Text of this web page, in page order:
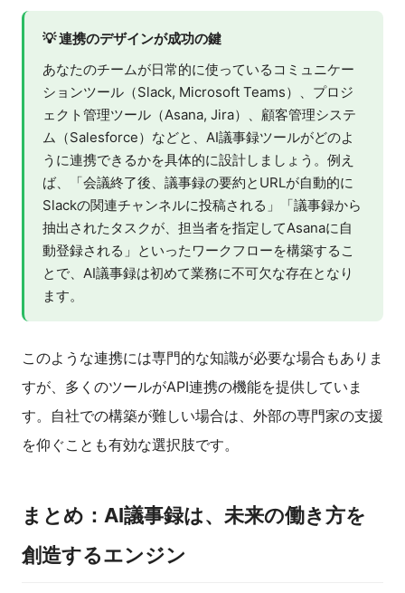
💡 連携のデザインが成功の鍵
あなたのチームが日常的に使っているコミュニケー
ションツール（Slack, Microsoft Teams）、プロジ
ェクト管理ツール（Asana, Jira）、顧客管理システ
ム（Salesforce）などと、AI議事録ツールがどのよ
うに連携できるかを具体的に設計しましょう。例え
ば、「会議終了後、議事録の要約とURLが自動的に
Slackの関連チャンネルに投稿される」「議事録から
抽出されたタスクが、担当者を指定してAsanaに自
動登録される」といったワークフローを構築するこ
とで、AI議事録は初めて業務に不可欠な存在となり
ます。
このような連携には専門的な知識が必要な場合もありま
すが、多くのツールがAPI連携の機能を提供していま
す。自社での構築が難しい場合は、外部の専門家の支援
を仰ぐことも有効な選択肢です。
まとめ：AI議事録は、未来の働き方を
創造するエンジン